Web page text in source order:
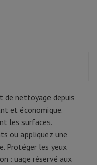
de nettoyage depuis
et économique.
les surfaces.
ou appliquez une
Protéger les yeux
: uage réservé aux